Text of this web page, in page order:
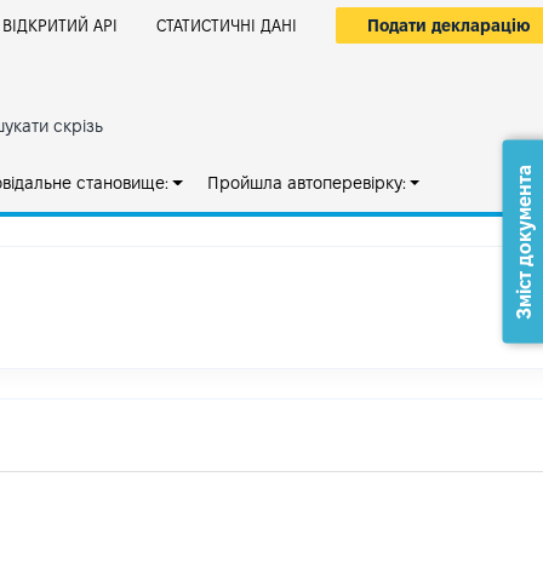
ВІДКРИТИЙ АРІ СТАТИСТИЧНІ ДАНІ Подати декларацію
скрізь
становище: Пройшла автоперевірку: Зміст документа